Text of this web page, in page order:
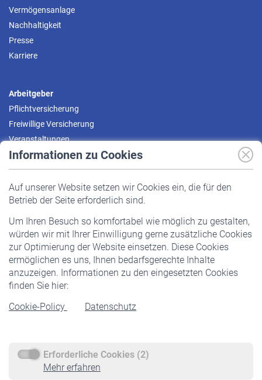
Informationen zu Cookies
Auf unserer Website setzen wir Cookies ein, die für den
Betrieb der Seite erforderlich sind.
Um Ihren Besuch so komfortabel wie möglich zu gestalten,
würden wir mit Ihrer Einwilligung gerne zusätzliche Cookies
zur Optimierung der Website einsetzen. Diese Cookies
ermöglichen es uns, Ihnen bedarfsgerechte Inhalte
anzuzeigen. Informationen zu den eingesetzten Cookies
finden Sie hier:
Cookie-Policy
Datenschutz
Erforderliche Cookies (2)
Mehr erfahren
Vermögensanlage
Nachhaltigkeit
Presse
Karriere
Arbeitgeber
Pflichtversicherung
Freiwillige Versicherung
Veranstaltungen
Pflichtversicherung
Staatliche Förderung
Veranstaltungen
Rentner
Rentenbeginn
Rente beantragen
Service
Informationen